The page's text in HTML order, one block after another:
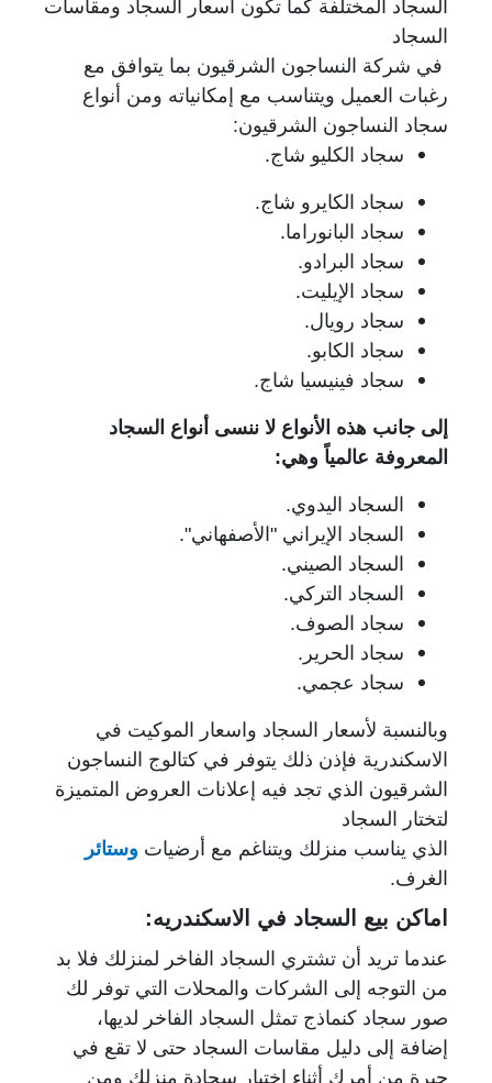
السجاد المختلفة كما تكون اسعار السجاد ومقاسات
السجاد
في شركة النساجون الشرقيون بما يتوافق مع
رغبات العميل ويتناسب مع إمكانياته ومن أنواع
سجاد النساجون الشرقيون:
سجاد الكليو شاج.
سجاد الكايرو شاج.
سجاد البانوراما.
سجاد البرادو.
سجاد الإيليت.
سجاد رويال.
سجاد الكابو.
سجاد فينيسيا شاج.
إلى جانب هذه الأنواع لا ننسى أنواع السجاد
المعروفة عالمياً وهي:
السجاد اليدوي.
السجاد الإيراني "الأصفهاني".
السجاد الصيني.
السجاد التركي.
سجاد الصوف.
سجاد الحرير.
سجاد عجمي.
وبالنسبة لأسعار السجاد واسعار الموكيت في
الاسكندرية فإذن ذلك يتوفر في كتالوج النساجون
الشرقيون الذي تجد فيه إعلانات العروض المتميزة
لتختار السجاد
الذي يناسب منزلك ويتناغم مع أرضيات وستائر
الغرف.
اماكن بيع السجاد في الاسكندريه:
عندما تريد أن تشتري السجاد الفاخر لمنزلك فلا بد
من التوجه إلى الشركات والمحلات التي توفر لك
صور سجاد كنماذج تمثل السجاد الفاخر لديها،
إضافة إلى دليل مقاسات السجاد حتى لا تقع في
حيرة من أمرك أثناء اختيار سجادة منزلك ومن